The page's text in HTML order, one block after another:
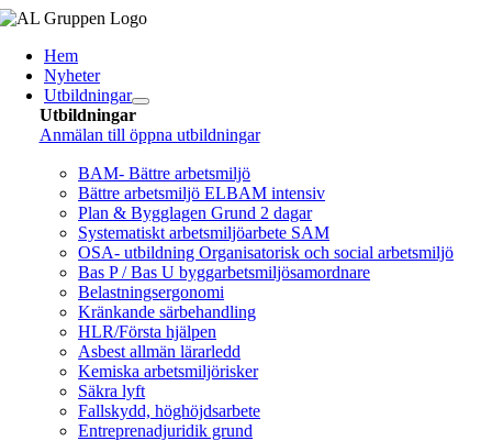
Fortsätt
innehållet
Hem
Nyheter
Utbildningar
Utbildningar
Anmälan till öppna utbildningar
BAM- Bättre arbetsmiljö
Bättre arbetsmiljö ELBAM intensiv
Plan & Bygglagen Grund 2 dagar
Systematiskt arbetsmiljöarbete SAM
OSA- utbildning Organisatorisk och social arbetsmiljö
Bas P / Bas U byggarbetsmiljösamordnare
Belastningsergonomi
Kränkande särbehandling
HLR/Första hjälpen
Asbest allmän lärarledd
Kemiska arbetsmiljörisker
Säkra lyft
Fallskydd, höghöjdsarbete
Entreprenadjuridik grund